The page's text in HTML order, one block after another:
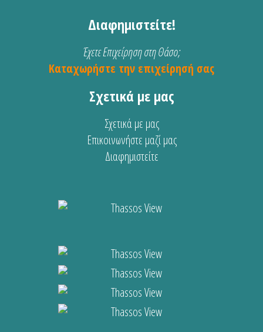
Διαφημιστείτε!
Έχετε Επιχείρηση στη Θάσο;
Καταχωρήστε την επιχείρησή σας
Σχετικά με μας
Σχετικά με μας
Επικοινωνήστε μαζί μας
Διαφημιστείτε